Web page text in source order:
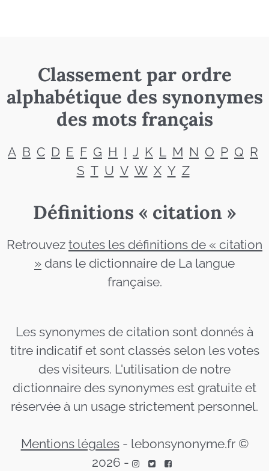
Classement par ordre
alphabétique des synonymes
des mots français
A B C D E F G H I J K L M N O P Q R
S T U V W X Y Z
Définitions « citation »
Retrouvez toutes les définitions de « citation
» dans le dictionnaire de La langue
française.
Les synonymes de citation sont donnés à
titre indicatif et sont classés selon les votes
des visiteurs. L'utilisation de notre
dictionnaire des synonymes est gratuite et
réservée à un usage strictement personnel.
Mentions légales- lebonsynonyme.fr ©
2026 -